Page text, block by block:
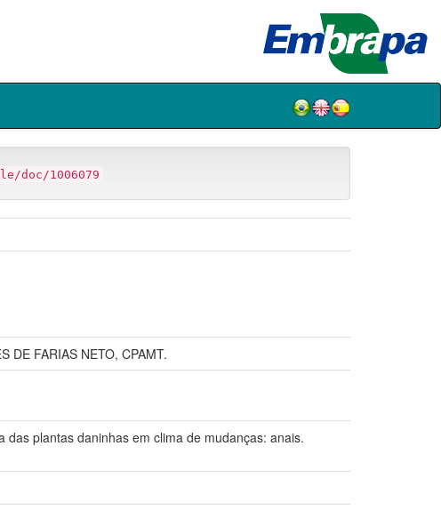
doc/1006079
DE FARIAS NETO, CPAMT.
das plantas daninhas em clima de mudanças: anais.